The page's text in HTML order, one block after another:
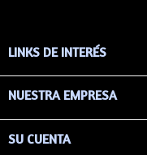
LINKS DE INTERÉS
NUESTRA EMPRESA
SU CUENTA